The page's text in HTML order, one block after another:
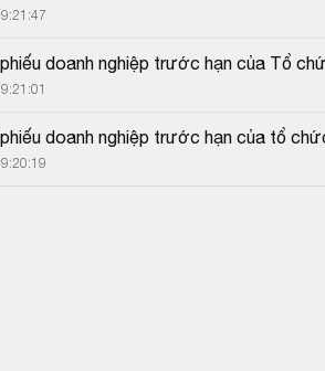
doanh nghiệp trước hạn của Tổ
doanh nghiệp trước hạn của tổ